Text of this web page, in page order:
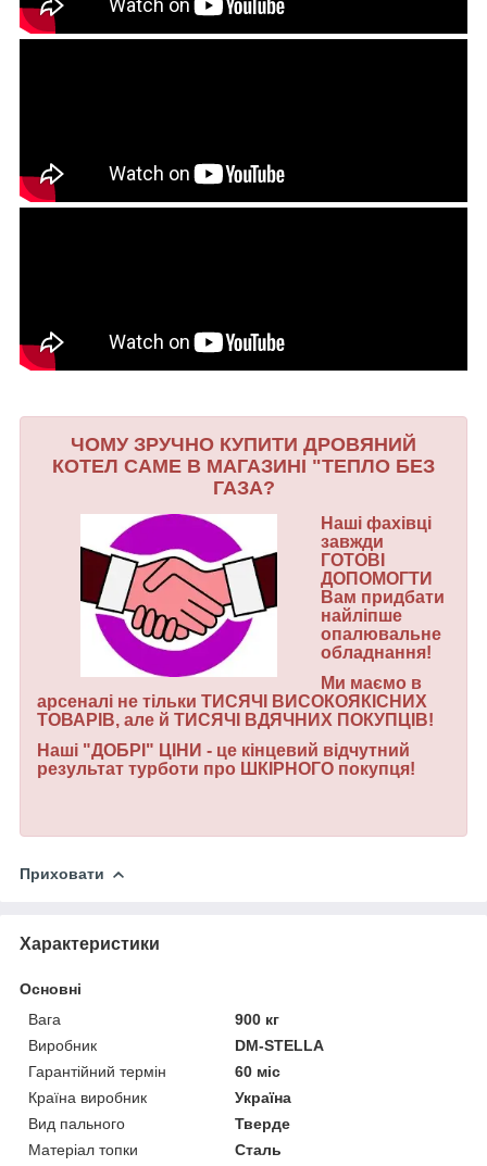
ЧОМУ ЗРУЧНО КУПИТИ ДРОВЯНИЙ
КОТЕЛ САМЕ В МАГАЗИНІ "ТЕПЛО БЕЗ
ГАЗА?
Наші фахівці
завжди
ГОТОВІ
ДОПОМОГТИ
Вам придбати
найліпше
опалювальне
обладнання!
Ми маємо в
арсеналі не тільки ТИСЯЧІ ВИСОКОЯКІСНИХ
ТОВАРІВ, але й ТИСЯЧІ ВДЯЧНИХ ПОКУПЦІВ!
Наші "ДОБРІ" ЦІНИ - це кінцевий відчутний
результат турботи про ШКІРНОГО покупця!
Приховати
Характеристики
Основні
Вага
900 кг
Виробник
DM-STELLA
Гарантійний термін
60 міс
Країна виробник
Україна
Вид пального
Тверде
Матеріал топки
Сталь